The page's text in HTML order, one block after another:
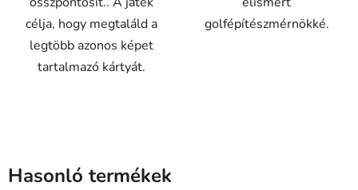
célja, hogy megtaláld a
legtöbb azonos képet
tartalmazó kártyát.
golfépítészmérnökké.
Hasonló termékek